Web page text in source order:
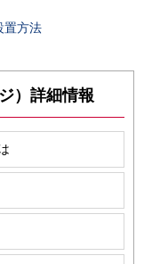
置方法
）詳細情報